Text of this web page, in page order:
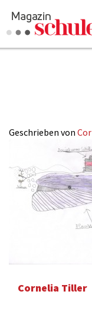
Mediadaten
Impressum
Anmelden
Geschrieben von
Cornelia Tiller